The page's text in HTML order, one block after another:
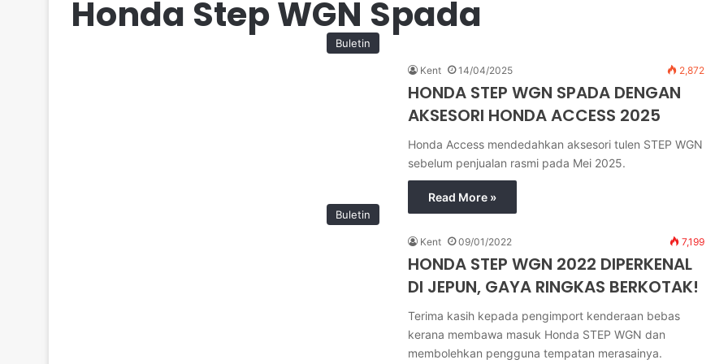
Honda Step WGN Spada
Buletin
Kent 14/04/2025 2,872
HONDA STEP WGN SPADA DENGAN
AKSESORI HONDA ACCESS 2025
Honda Access mendedahkan aksesori tulen STEP WGN
sebelum penjualan rasmi pada Mei 2025.
Read More »
Buletin
Kent 09/01/2022 7,199
HONDA STEP WGN 2022 DIPERKENAL
DI JEPUN, GAYA RINGKAS BERKOTAK!
Terima kasih kepada pengimport kenderaan bebas
kerana membawa masuk Honda STEP WGN dan
membolehkan pengguna tempatan merasainya.